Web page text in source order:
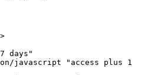
days"
javascript "access plus 1